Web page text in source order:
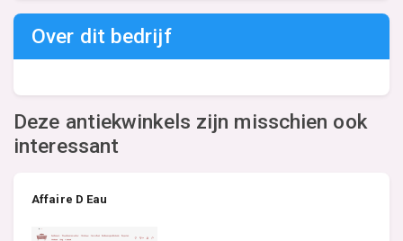
Over dit bedrijf
Deze antiekwinkels zijn misschien ook
interessant
Affaire D Eau